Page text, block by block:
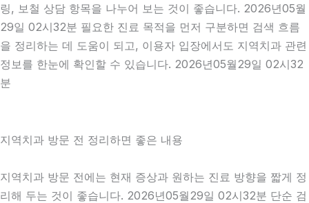
링, 보철 상담 항목을 나누어 보는 것이 좋습니다. 2026년05월
29일 02시32분 필요한 진료 목적을 먼저 구분하면 검색 흐름
을 정리하는 데 도움이 되고, 이용자 입장에서도 지역치과 관련
정보를 한눈에 확인할 수 있습니다. 2026년05월29일 02시32
분
지역치과 방문 전 정리하면 좋은 내용
지역치과 방문 전에는 현재 증상과 원하는 진료 방향을 짧게 정
리해 두는 것이 좋습니다. 2026년05월29일 02시32분 단순 검